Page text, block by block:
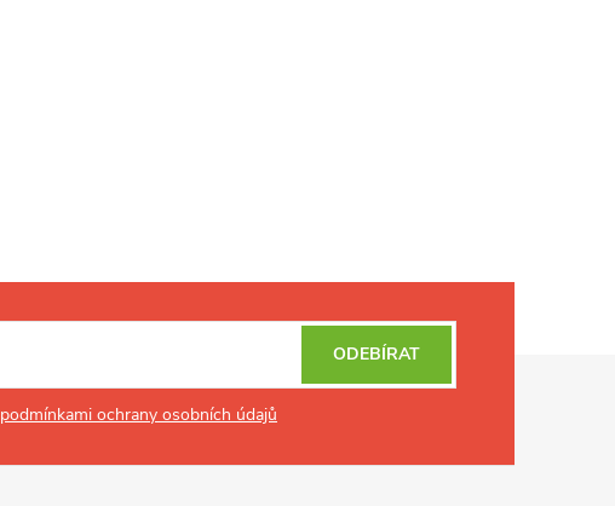
podmínkami ochrany osobních údajů
ODEBÍRAT